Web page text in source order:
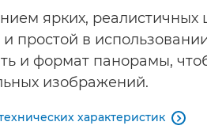
ярких,
простой в
и формат панорамы,
изображений.
характеристик 